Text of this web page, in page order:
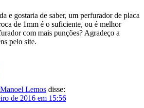
e gostaria de saber, um perfurador de placa
de 1mm é o suficiente, ou é melhor
com mais punções? Agradeço a
pelo site.
Manoel Lemos disse:
de 2016 em 15:56